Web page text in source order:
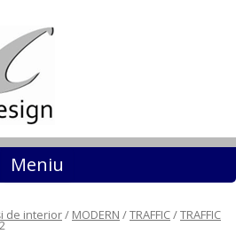
Meniu Sari la conținut
de interior/ MODERN /TRAFFIC/TRAFFIC